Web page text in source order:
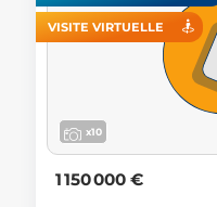
VISITE VIRTUELLE
x10
1 150 000 €